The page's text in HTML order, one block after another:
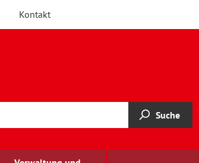
Kontakt
Suche